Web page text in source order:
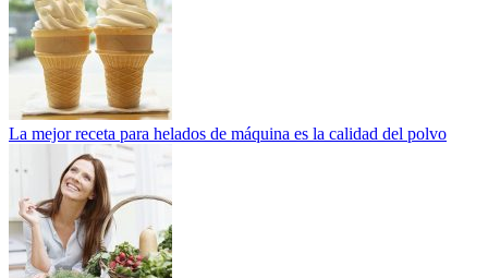
La mejor receta para helados de máquina es la calidad del polvo